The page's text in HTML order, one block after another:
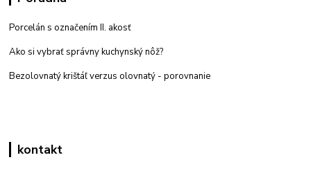
Porcelán s označením II. akosť
Ako si vybrať správny kuchynský nôž?
Bezolovnatý krištáľ verzus olovnatý - porovnanie
kontakt